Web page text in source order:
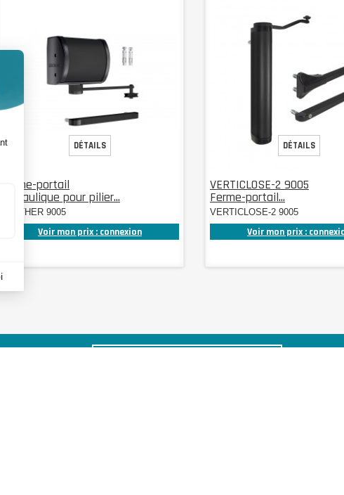
Ferme-portail
hydraulique pour pilier...
PANTHER 9005
Voir mon prix : connexion
DÉTAILS
VERTICLOSE-2 9005
Ferme-portail...
VERTICLOSE-2 9005
Voir mon prix :
DÉTAILS